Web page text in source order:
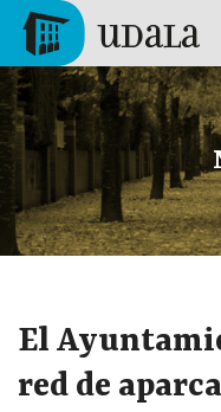
Pasar al contenido principal
Tolosa
El
red de